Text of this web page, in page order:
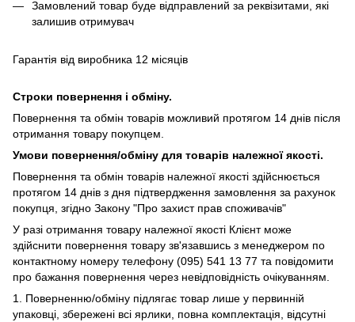
Замовлений товар буде відправлений за реквізитами, які
залишив отримувач
Гарантія від виробника 12 місяців
Строки повернення і обміну.
Повернення та обмін товарів можливий протягом 14 днів після
отримання товару покупцем.
Умови повернення/обміну для товарів належної якості.
Повернення та обмін товарів належної якості здійснюється
протягом 14 днів з дня підтвердження замовлення за рахунок
покупця, згідно Закону "Про захист прав споживачів"
У разі отримання товару належної якості Клієнт може
здійснити повернення товару зв'язавшись з менеджером по
контактному номеру телефону (095) 541 13 77 та повідомити
про бажання повернення через невідповідність очікуванням.
1. Поверненню/обміну підлягає товар лише у первинній
упаковці, збережені всі ярлики, повна комплектація, відсутні